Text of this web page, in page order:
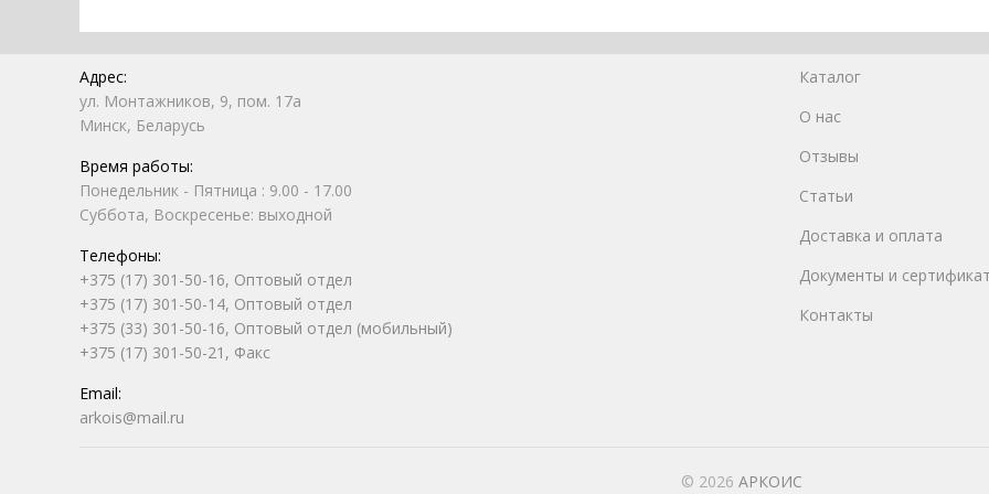
Адрес:
ул. Монтажников, 9, пом. 17а
Минск, Беларусь
Время работы:
Понедельник - Пятница : 9.00 - 17.00
Суббота, Воскресенье: выходной
Телефоны:
+375 (17) 301-50-16, Оптовый отдел
+375 (17) 301-50-14, Оптовый отдел
+375 (33) 301-50-16, Оптовый отдел (мобильный)
+375 (17) 301-50-21, Факс
Email:
arkois@mail.ru
Каталог
О нас
Отзывы
Статьи
Доставка и оплата
Документы и
Контакты
© 2026 АРКОИС